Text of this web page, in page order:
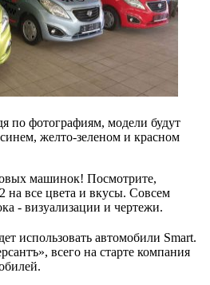
по фотографиям, модели будут
желто-зеленом и красном
машинок! Посмотрите,
на все цвета и вкусы. Совсем
- визуализации и чертежи.
использовать автомобили Smart.
всего на старте компания